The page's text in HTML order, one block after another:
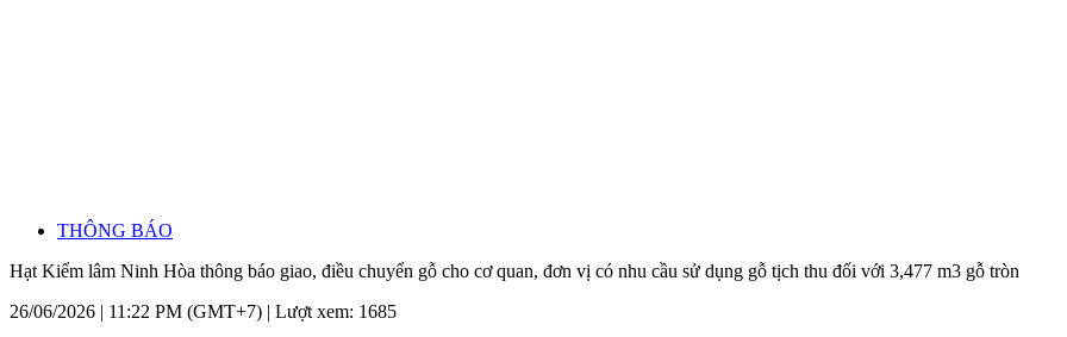
THÔNG BÁO
Hạt Kiểm lâm Ninh Hòa thông báo giao, điều chuyển gỗ cho cơ quan, đơn vị có nhu cầu sử dụng gỗ tịch thu đối với 3,477 m3 gỗ tròn
26/06/2026 | 11:22 PM (GMT+7) | Lượt xem: 1685